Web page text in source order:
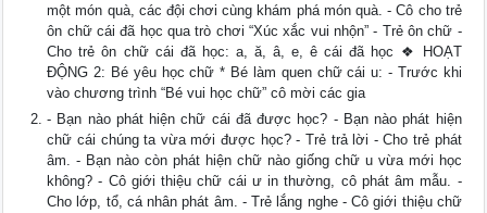
một món quà, các đội chơi cùng khám phá món quà. - Cô cho trẻ
ôn chữ cái đã học qua trò chơi “Xúc xắc vui nhộn” - Trẻ ôn chữ -
Cho trẻ ôn chữ cái đã học: a, ă, â, e, ê cái đã học ❖ HOẠT
ĐỘNG 2: Bé yêu học chữ * Bé làm quen chữ cái u: - Trước khi
vào chương trình “Bé vui học chữ” cô mời các gia
- Bạn nào phát hiện chữ cái đã được học? - Bạn nào phát hiện
chữ cái chúng ta vừa mới được học? - Trẻ trả lời - Cho trẻ phát
âm. - Bạn nào còn phát hiện chữ nào giống chữ u vừa mới học
không? - Cô giới thiệu chữ cái ư in thường, cô phát âm mẫu. -
Cho lớp, tổ, cá nhân phát âm. - Trẻ lắng nghe - Cô giới thiệu chữ